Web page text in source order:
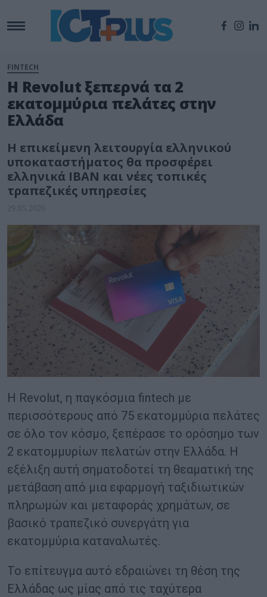
FINTECH
Η Revolut ξεπερνά τα 2
εκατομμύρια πελάτες στην
Ελλάδα
Η επικείμενη λειτουργία ελληνικού
υποκαταστήματος θα προσφέρει
ελληνικά IBAN και νέες τοπικές
τραπεζικές υπηρεσίες
29.05.2026
Η Revolut, η παγκόσμια fintech με
περισσότερους από 75 εκατομμύρια πελάτες
σε όλο τον κόσμο, ξεπέρασε το ορόσημο των
2 εκατομμυρίων πελατών στην Ελλάδα. Η
εξέλιξη αυτή σηματοδοτεί τη θεαματική της
μετάβαση από μια εφαρμογή ταξιδιωτικών
πληρωμών και μεταφοράς χρημάτων, σε
βασικό τραπεζικό συνεργάτη για
εκατομμύρια καταναλωτές.
Το επίτευγμα αυτό εδραιώνει τη θέση της
Ελλάδας ως μίας από τις ταχύτερα